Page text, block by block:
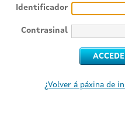
Identificador
Contrasinal
¿Volver á páxina de